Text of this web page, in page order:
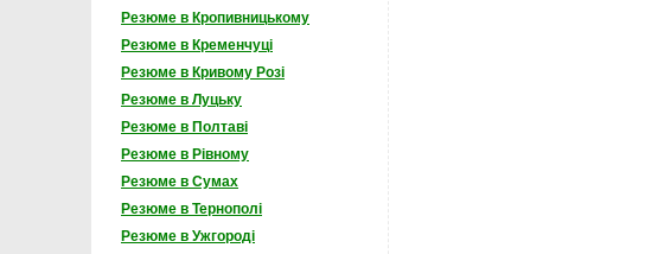
Резюме в Кропивницькому
Резюме в Кременчуці
Резюме в Кривому Розі
Резюме в Луцьку
Резюме в Полтаві
Резюме в Рівному
Резюме в Сумах
Резюме в Тернополі
Резюме в Ужгороді